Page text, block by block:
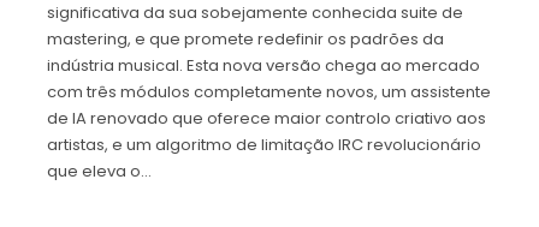
significativa da sua sobejamente conhecida suite de
mastering, e que promete redefinir os padrões da
indústria musical. Esta nova versão chega ao mercado
com três módulos completamente novos, um assistente
de IA renovado que oferece maior controlo criativo aos
artistas, e um algoritmo de limitação IRC revolucionário
que eleva o…